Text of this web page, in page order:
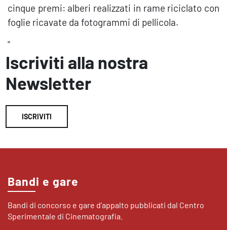
cinque premi: alberi realizzati in rame riciclato con
foglie ricavate da fotogrammi di pellicola.
"
Iscriviti alla nostra
Newsletter
ISCRIVITI
Bandi e gare
Bandi di concorso e gare d’appalto pubblicati dal Centro
Sperimentale di Cinematografia.